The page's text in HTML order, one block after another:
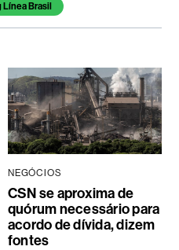
Brasil
NEGÓCIOS
CSN se aproxima de
quórum necessário para
acordo de dívida, dizem
fontes